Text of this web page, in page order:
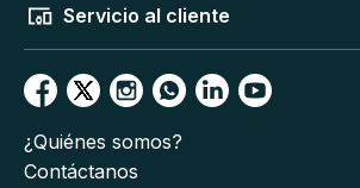
Servicio al cliente
¿Quiénes somos?
Contáctanos